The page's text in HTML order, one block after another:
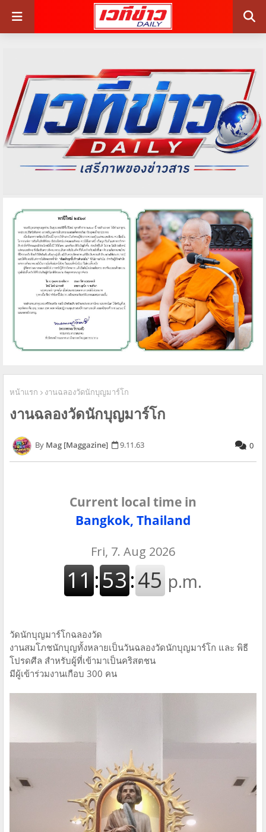
หน้าแรก งานฉลองวัดนักบุญมาร์โก
งานฉลองวัดนักบุญมาร์โก
Mag [Maggazine] 9.11.63 0
Current local time in
Bangkok, Thailand
วัดนักบุญมาร์โกฉลองวัด
งานสมโภชนักบุญทั้งหลายเป็นวันฉลองวัดนักบุญมาร์โก และ พิธี
โปรดศีล สำหรับผู้ที่เข้ามาเป็นคริสตชน
มีผู้เข้าร่วมงานเกือบ 300 คน